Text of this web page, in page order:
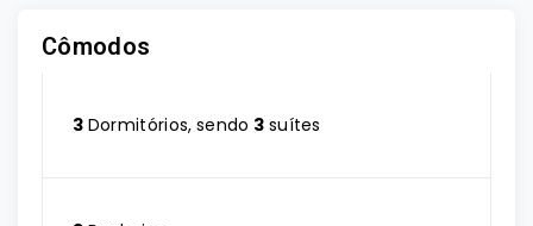
Cômodos
3 Dormitórios, sendo 3 suítes